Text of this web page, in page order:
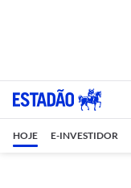
HOJE E-INVESTIDOR